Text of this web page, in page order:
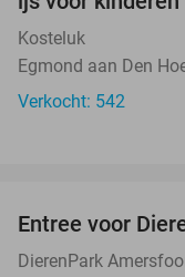
Kosteluk
Egmond aan Den
Verkocht: 542
Entree voor
DierenPark